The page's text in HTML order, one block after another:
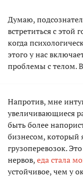
Думаю,
встретиться с этой
когда
этого у нас
проблемы с телом.
Напротив, мне
увеличивающиеся
быть более
бизнесом, который
грузоперевозок.
нервов,еда стала
устойчивое, чем у